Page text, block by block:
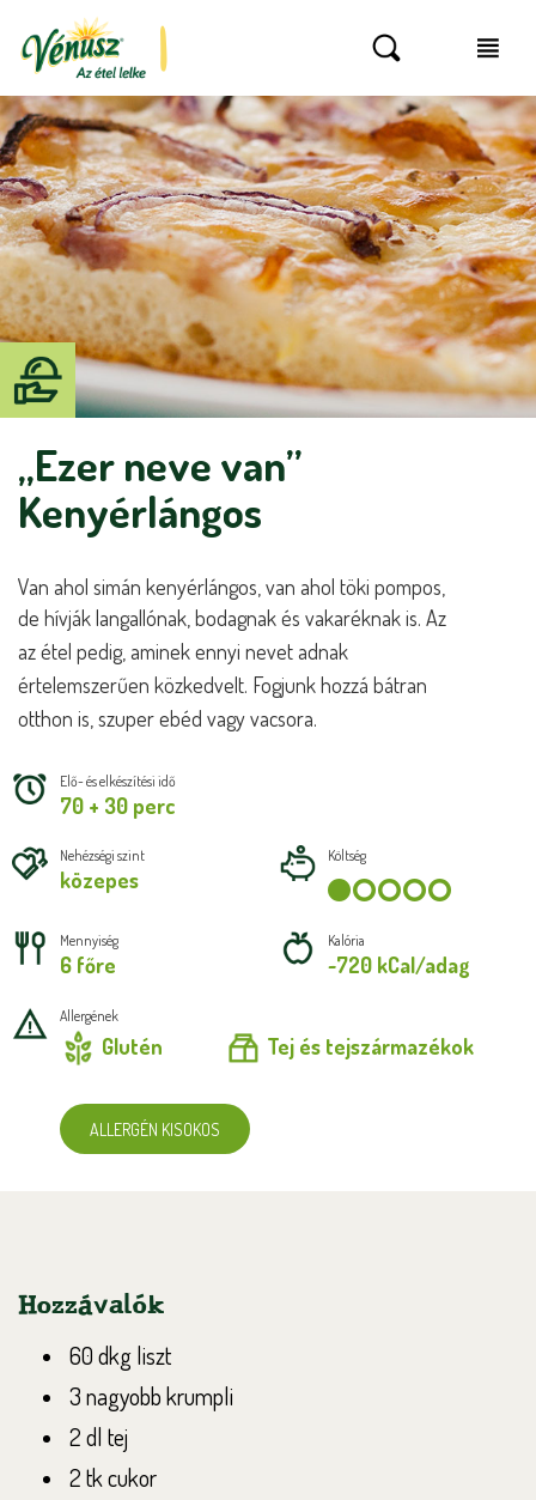
„Ezer neve van”
Kenyérlángos
Van ahol simán kenyérlángos, van ahol töki pompos,
de hívják langallónak, bodagnak és vakaréknak is. Az
azétel pedig, aminek ennyi nevet adnak
értelemszerűen közkedvelt. Fogjunk hozzá bátran
otthon is, szuperebéd vagy vacsora.
Elő- és elkészítési idő
70 + 30 perc
Nehézségi szint
közepes
Költség
Mennyiség
6 főre
Kalória
~720 kCal/adag
Allergének
Glutén Tej és tejszármazékok
ALLERGÉN KISOKOS
Hozzávalók
60 dkg liszt
3 nagyobb krumpli
2 dl tej
2 tk cukor